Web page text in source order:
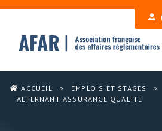
ACCUEIL > EMPLOIS ET STAGES
>
ALTERNANT ASSURANCE QUALITÉ